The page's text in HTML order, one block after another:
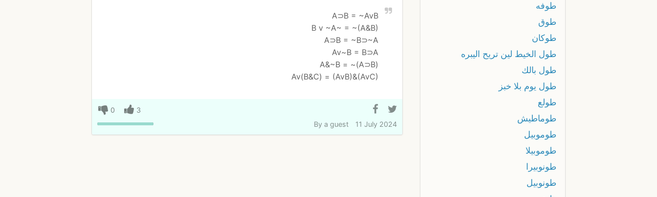
A⊃B = ~AvB
B v ~A~ = ~(A&B)
A⊃B = ~B⊃~A
Av~B = B⊃A
(A⊃B)~ = A&~B
Av(B&C) = (AvB)&(AvC)
0
3
By a guest 11 July 2024
طوفه
طوق
طوكان
طول الخيط لين تريح اليبره
طول بالك
طول يوم بلا خبز
طولع
طوماطيش
طوموبيل
طوموبيلا
طونوبيرا
طونوبيل